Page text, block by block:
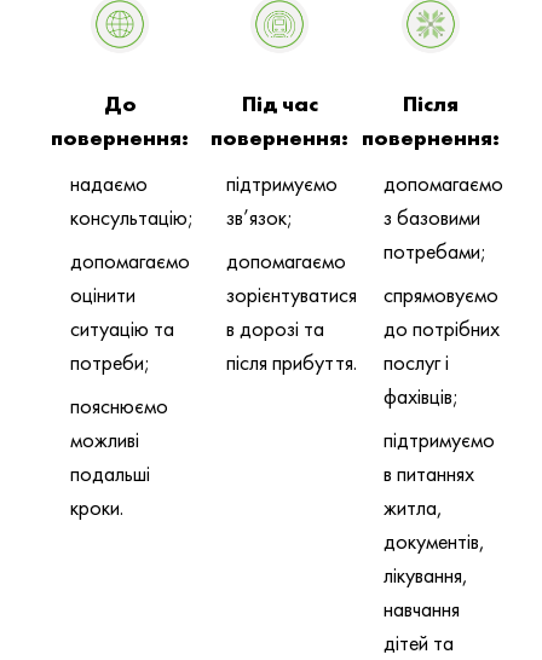
До
повернення:
надаємо
консультацію;
допомагаємо
оцінити
ситуацію та
потреби;
пояснюємо
можливі
подальші
кроки.
Під час
повернення:
підтримуємо
зв’язок;
допомагаємо
зорієнтуватися
в дорозі та
після прибуття.
Після
повернення:
допомагаємо
з базовими
потребами;
спрямовуємо
до потрібних
послуг і
фахівців;
підтримуємо
в питаннях
житла,
документів,
лікування,
навчання
дітей та